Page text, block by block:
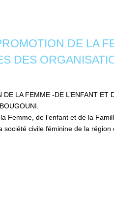
DE LA
DES
LA FEMME -DE L’ENFANT
Femme, de l’enfant et de la
civile féminine de la région